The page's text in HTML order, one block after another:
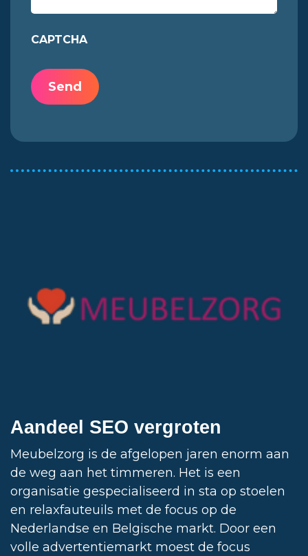
CAPTCHA
Aandeel SEO vergroten
Meubelzorg is de afgelopen jaren enorm aan
de weg aan het timmeren. Het is een
organisatie gespecialiseerd in sta op stoelen
en relaxfauteuils met de focus op de
Nederlandse en Belgische markt. Door een
volle advertentiemarkt moest de focus